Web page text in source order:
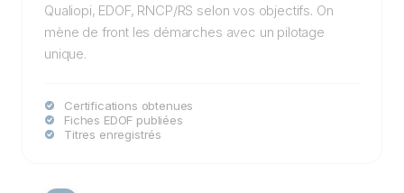
Qualiopi, EDOF, RNCP/RS selon vos objectifs. On
mène de front les démarches avec un pilotage
unique.
Certifications obtenues
Fiches EDOF publiées
Titres enregistrés